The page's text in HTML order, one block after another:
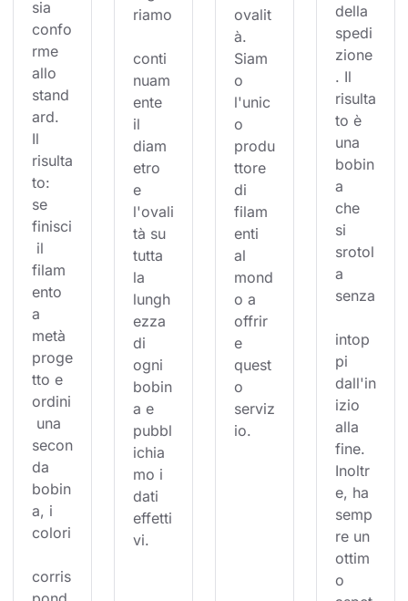
sia
confo
rme
allo
stand
ard.
Il
risulta
to:
se
finisci
il
filam
ento
a
metà
proge
tto e
ordini
una
secon
da
bobin
a, i
colori
corris
riamo
conti
nuam
ente
il
diam
etro
e
l'ovali
tà su
tutta
la
lungh
ezza
di
ogni
bobin
a e
pubbl
ichia
mo i
dati
effetti
vi.
ovalit
à.
Siam
o
l'unic
o
produ
ttore
di
filam
enti
al
mond
o a
offrir
e
quest
o
serviz
io.
della
spedi
zione
. Il
risulta
to è
una
bobin
a
che
si
srotol
a
senza
intop
pi
dall'in
izio
alla
fine.
Inoltr
e, ha
semp
re un
ottim
o